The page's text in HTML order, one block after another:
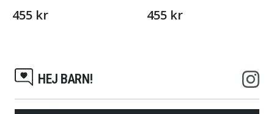
455 kr 455 kr
HEJ BARN!